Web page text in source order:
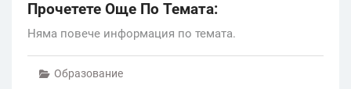
Прочетете Още По Темата:
Няма повече информация по темата.
Образование